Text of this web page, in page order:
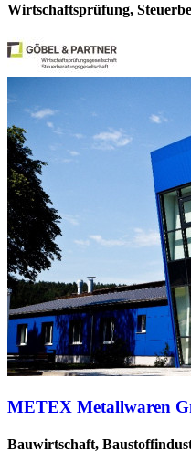
Wirtschaftsprüfung,
METEX Metallwaren
Bauwirtschaft,